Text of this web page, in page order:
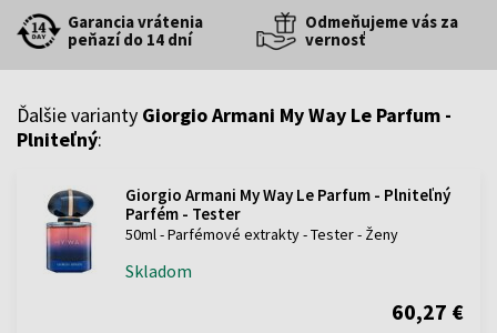
Garancia vrátenia
peňazí do 14 dní
Odmeňujeme vás za
vernosť
Ďalšie varianty Giorgio Armani My Way Le Parfum -
Plniteľný:
Giorgio Armani My Way Le Parfum - Plniteľný
Parfém - Tester
50ml - Parfémové extrakty - Tester - Ženy
Skladom
60,27 €